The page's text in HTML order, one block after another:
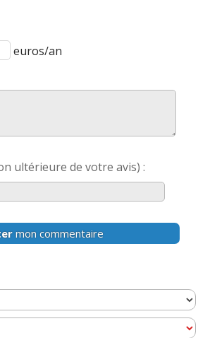
euros/an
ultérieure de votre avis) :
mon commentaire